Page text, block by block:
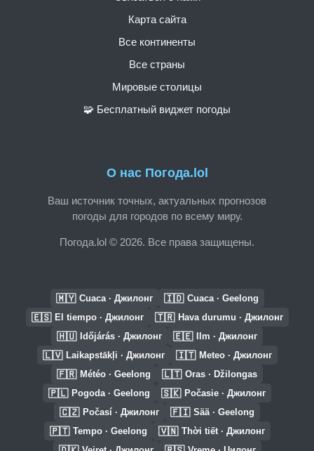
О нас Погода.lol
Ваш источник точных, актуальных прогнозов
погоды для городов по всему миру.
Погода.lol © 2026. Все права защищены.
Карта сайта
Все континенты
Все страны
Мировые столицы
🧩 Бесплатный виджет погоды
🇲🇾 Cuaca · Джилонг 🇮🇩 Cuaca · Geelong
🇪🇸 El tiempo · Джилонг 🇹🇷 Hava durumu · Джилонг
🇭🇺 Időjárás · Джилонг 🇪🇪 Ilm · Джилонг
🇱🇻 Laikapstākļi · Джилонг 🇮🇹 Meteo · Джилонг
🇫🇷 Météo · Geelong 🇱🇹 Oras · Džilongas
🇵🇱 Pogoda · Geelong 🇸🇰 Počasie · Джилонг
🇨🇿 Počasí · Джилонг 🇫🇮 Sää · Geelong
🇵🇹 Tempo · Geelong 🇻🇳 Thời tiết · Джилонг